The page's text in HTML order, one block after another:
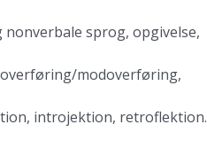
nonverbale sprog, opgivelse,
modoverføring,
introjektion, retroflektion.